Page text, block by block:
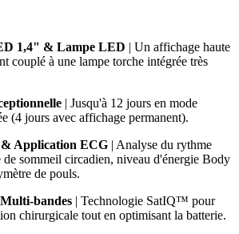
1,4" & Lampe LED | Un affichage haute
couplé à une lampe torche intégrée très
| Jusqu'à 12 jours en mode
(4 jours avec affichage permanent).
& Application ECG | Analyse du rythme
de sommeil circadien, niveau d'énergie Body
de pouls.
bandes | Technologie SatIQ™ pour
chirurgicale tout en optimisant la batterie.